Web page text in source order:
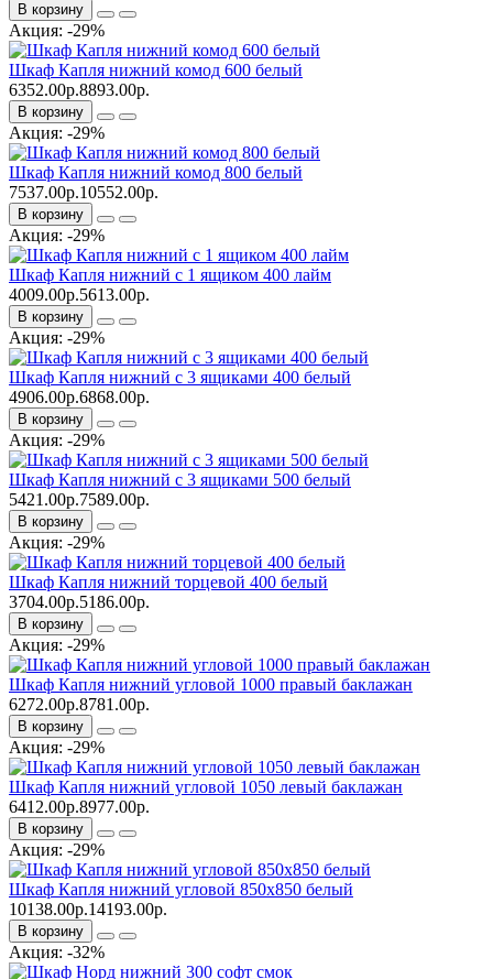
В корзину
Акция: -29%
Шкаф Капля нижний комод 600 белый
6352.00р.8893.00р.
В корзину
Акция: -29%
Шкаф Капля нижний комод 800 белый
7537.00р.10552.00р.
В корзину
Акция: -29%
Шкаф Капля нижний с 1 ящиком 400 лайм
4009.00р.5613.00р.
В корзину
Акция: -29%
Шкаф Капля нижний с 3 ящиками 400 белый
4906.00р.6868.00р.
В корзину
Акция: -29%
Шкаф Капля нижний с 3 ящиками 500 белый
5421.00р.7589.00р.
В корзину
Акция: -29%
Шкаф Капля нижний торцевой 400 белый
3704.00р.5186.00р.
В корзину
Акция: -29%
Шкаф Капля нижний угловой 1000 правый баклажан
6272.00р.8781.00р.
В корзину
Акция: -29%
Шкаф Капля нижний угловой 1050 левый баклажан
6412.00р.8977.00р.
В корзину
Акция: -29%
Шкаф Капля нижний угловой 850х850 белый
10138.00р.14193.00р.
В корзину
Акция: -32%